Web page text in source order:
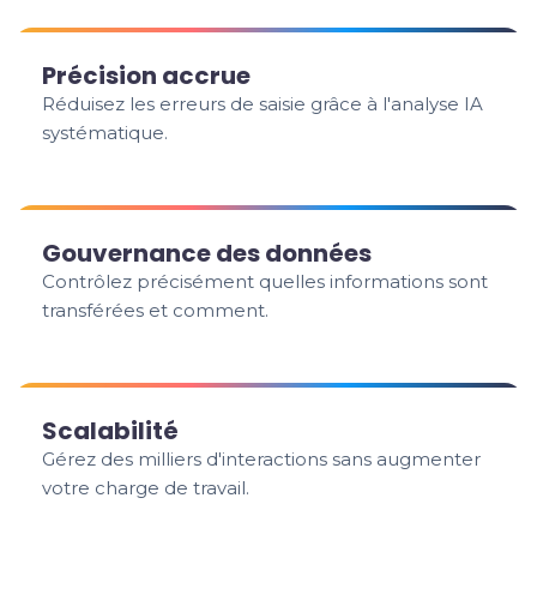
Précision accrue
Réduisez les erreurs de saisie grâce à l'analyse IA
systématique.
Gouvernance des données
Contrôlez précisément quelles informations sont
transférées et comment.
Scalabilité
Gérez des milliers d'interactions sans augmenter
votre charge de travail.